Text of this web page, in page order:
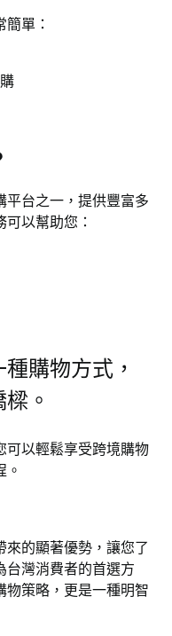
單：
平台之一，提供豐富多
以幫助您：
購物方式，
。
可以輕鬆享受跨境購物
的顯著優勢，讓您了
台灣消費者的首選方
物策略，更是一種明智